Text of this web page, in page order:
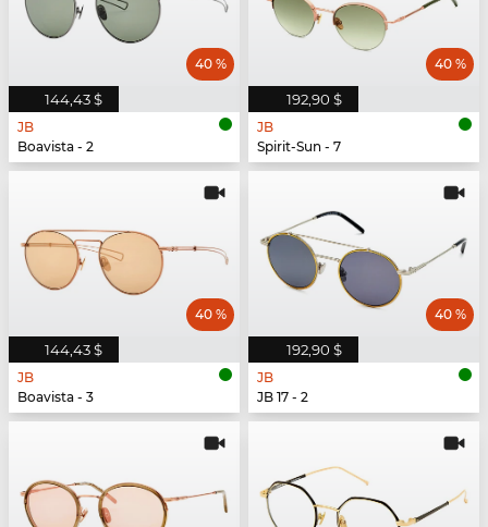
144,43 $
40 %
JB
Boavista - 2
192,90 $
40 %
JB
Spirit-Sun - 7
144,43 $
40 %
JB
Boavista - 3
192,90 $
40 %
JB
JB 17 - 2